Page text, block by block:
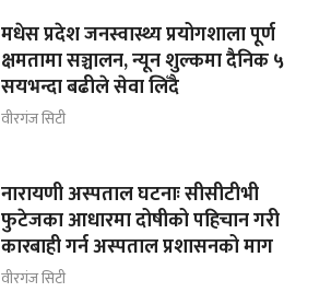
मधेस प्रदेश जनस्वास्थ्य प्रयोगशाला पूर्ण
क्षमतामा सञ्चालन, न्यून शुल्कमा दैनिक ५
सयभन्दा बढीले सेवा लिँदै
वीरगंज सिटी
नारायणी अस्पताल घटनाः सीसीटीभी
फुटेजका आधारमा दोषीको पहिचान गरी
कारबाही गर्न अस्पताल प्रशासनको माग
वीरगंज सिटी